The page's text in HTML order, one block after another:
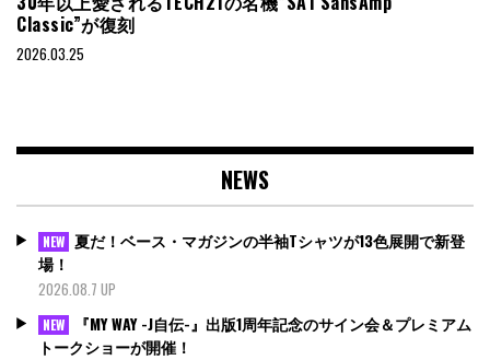
Classic”が復刻
2026.03.25
NEWS
NEW 夏だ！ベース・マガジンの半袖Tシャツが13色展開で新登
場！
2026.08.7 UP
NEW
『MY WAY -J自伝-』出版1周年記念のサイン会＆プレミアム
トークショーが開催！